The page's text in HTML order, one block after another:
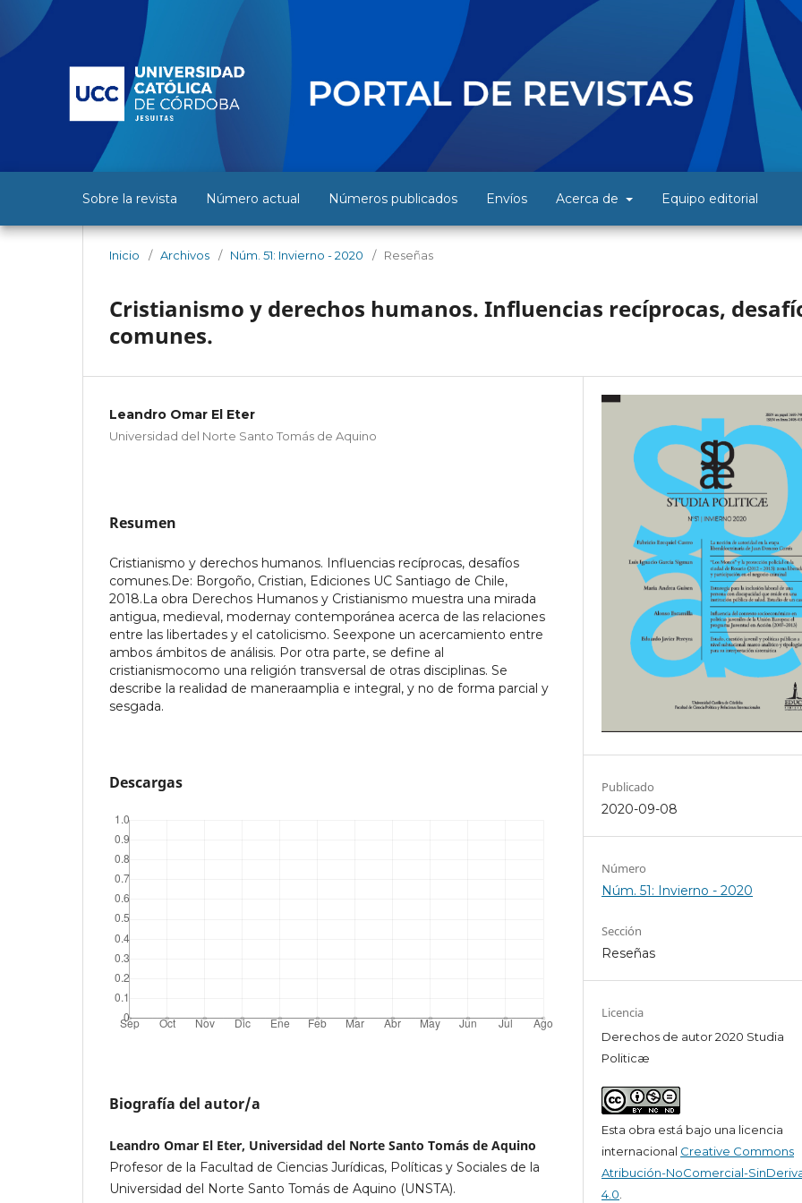
Sobre la revista Número actual Números publicados Envíos Acerca de Equipo editorial
Inicio / Archivos / Núm. 51: Invierno - 2020 / Reseñas
Cristianismo y derechos humanos. Influencias recíprocas,
comunes.
Leandro Omar El Eter
Universidad del Norte Santo Tomás de Aquino
Resumen
Cristianismo y derechos humanos. Influencias recíprocas, desafíos
comunes.De: Borgoño, Cristian, Ediciones UC Santiago de Chile,
2018.La obra Derechos Humanos y Cristianismo muestra una mirada
antigua, medieval, modernay contemporánea acerca de las relaciones
entre las libertades y el catolicismo. Seexpone un acercamiento entre
ambos ámbitos de análisis. Por otra parte, se define al
cristianismocomo una religión transversal de otras disciplinas. Se
describe la realidad de maneraamplia e integral, y no de forma parcial y
sesgada.
Descargas
Biografía del autor/a
Leandro Omar El Eter, Universidad del Norte Santo Tomás de Aquino
Profesor de la Facultad de Ciencias Jurídicas, Políticas y Sociales de la
Universidad del Norte Santo Tomás de Aquino (UNSTA).
Publicado
2020-09-08
Número
Núm. 51: Invierno - 2020
Sección
Reseñas
Licencia
Derechos de autor 2020 Studia
Politicæ
Esta obra está bajo una licencia
internacional Creative Commons
Atribución-NoComercial-
4.0